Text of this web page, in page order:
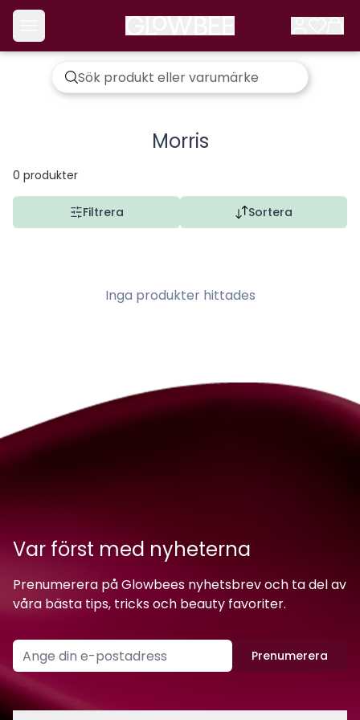
Morris
0 produkter
Filtrera Sortera
Inga produkter hittades
Var först med nyheterna
Prenumerera på Glowbees nyhetsbrev och ta del av
våra bästa tips, tricks och beauty favoriter.
Prenumerera